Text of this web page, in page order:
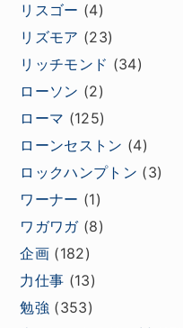
リスゴー (4)
リズモア (23)
リッチモンド (34)
ローソン (2)
ローマ (125)
ローンセストン (4)
ロックハンプトン (3)
ワーナー (1)
ワガワガ(8)
企画 (182)
力仕事 (13)
勉強 (353)